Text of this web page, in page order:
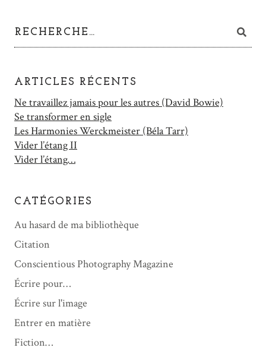
ARTICLES RÉCENTS
Ne travaillez jamais pour les autres (David Bowie)
Se transformer en sigle
Les Harmonies Werckmeister (Béla Tarr)
Vider l’étang II
Vider l’étang…
CATÉGORIES
Au hasard de ma bibliothèque
Citation
Conscientious Photography Magazine
Écrire pour…
Écrire sur l'image
Entrer en matière
Fiction…